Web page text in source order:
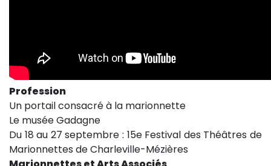
Profession
Un portail consacré à la marionnette
Le musée Gadagne
Du 18 au 27 septembre : 15e Festival des Théâtres de
Marionnettes de Charleville-Mézières